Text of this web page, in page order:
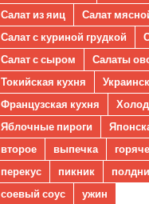
Салат из яиц
Салат
Салат с куриной грудкой
Салат с сыром
Салаты
Токийская кухня
Французская кухня
Яблочные пироги
второе
выпечка
перекус
пикник
соевый соус
ужин